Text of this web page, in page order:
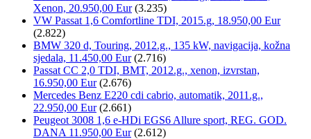
Xenon, 20.950,00 Eur (3.235)
VW Passat 1,6 Comfortline TDI, 2015.g, 18.950,00 Eur
(2.822)
BMW 320 d, Touring, 2012.g., 135 kW, navigacija, kožna
sjedala, 11.450,00 Eur (2.716)
Passat CC 2,0 TDI, BMT, 2012.g., xenon, izvrstan,
16.950,00 Eur (2.676)
Mercedes Benz E220 cdi cabrio, automatik, 2011.g.,
22.950,00 Eur (2.661)
Peugeot 3008 1,6 e-HDi EGS6 Allure sport, REG. GOD.
DANA 11.950,00 Eur (2.612)